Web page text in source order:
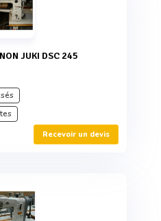
JUKI DSC 245
Recevoir un devis